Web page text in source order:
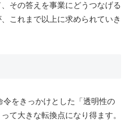
、その答えを事業にどうつなげる
これまで以上に求められていき
をきっかけとした「透明性の
て大きな転換点になり得ます。